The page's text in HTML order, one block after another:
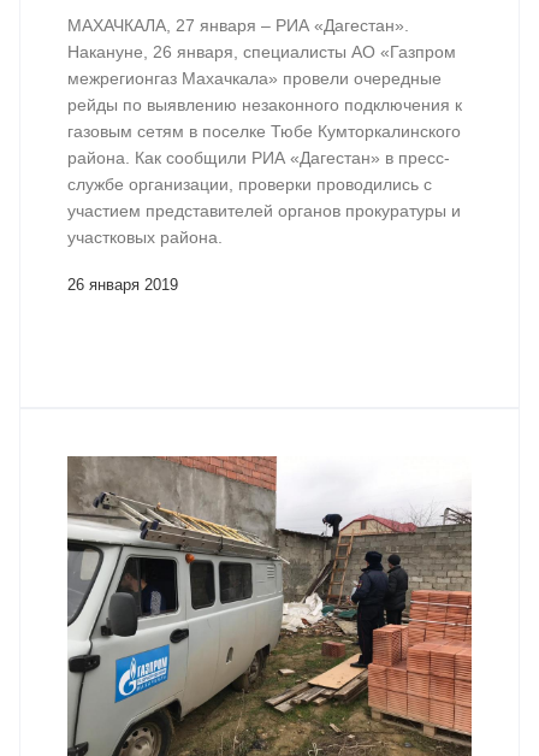
МАХАЧКАЛА, 27 января – РИА «Дагестан».
Накануне, 26 января, специалисты АО «Газпром
межрегионгаз Махачкала» провели очередные
рейды по выявлению незаконного подключения к
газовым сетям в поселке Тюбе Кумторкалинского
района. Как сообщили РИА «Дагестан» в пресс-
службе организации, проверки проводились с
участием представителей органов прокуратуры и
участковых района.
26 января 2019